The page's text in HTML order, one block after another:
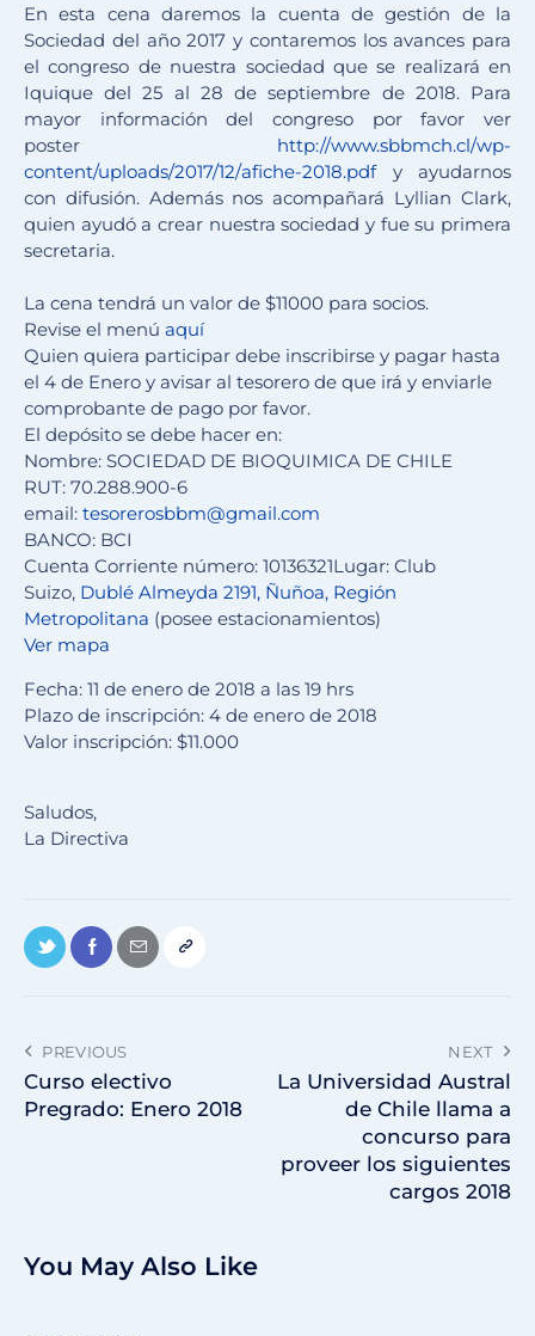
En esta cena daremos la cuenta de gestión de la
Sociedad del año 2017 y contaremos los avances para
el congreso de nuestra sociedad que se realizará en
Iquique del 25 al 28 de septiembre de 2018. Para
mayor información del congreso por favor ver
poster http://www.sbbmch.cl/wp-
content/uploads/2017/12/afiche-2018.pdfy ayudarnos
con difusión. Además nos acompañará Lyllian Clark,
quien ayudó a crear nuestra sociedad y fue su primera
secretaria.
La cena tendrá un valor de $11000 para socios.
Revise el menú aquí
Quien quiera participar debe inscribirse y pagar hasta
el 4 de Enero y avisar al tesorero de que irá y enviarle
comprobante de pago por favor.
El depósito se debe hacer en:
Nombre: SOCIEDAD DE BIOQUIMICA DE CHILE
RUT: 70.288.900-6
email: tesorerosbbm@gmail.com
BANCO: BCI
Cuenta Corriente número: 10136321Lugar: Club
Suizo, Dublé Almeyda 2191, Ñuñoa, Región
Metropolitana (posee estacionamientos)
Ver mapa
Fecha: 11 de enero de 2018 a las 19 hrs
Plazo de inscripción: 4 de enero de 2018
Valor inscripción: $11.000
Saludos,
La Directiva
PREVIOUS
Curso electivo
Pregrado: Enero 2018
NEXT
La Universidad Austral
de Chile llama a
concurso para
proveer los siguientes
cargos 2018
You May Also Like